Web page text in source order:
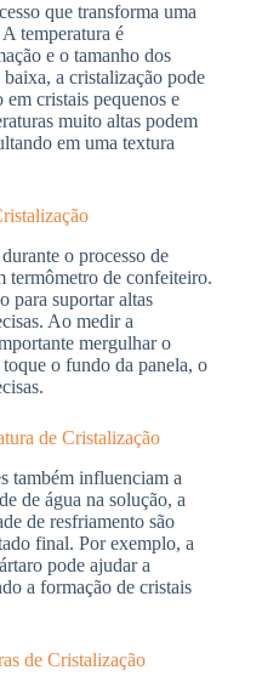
que transforma uma
temperatura é
e o tamanho dos
a cristalização pode
cristais pequenos e
muito altas podem
em uma textura
o processo de
termômetro de confeiteiro.
para suportar altas
Ao medir a
mergulhar o
o fundo da panela, o
de Cristalização
também influenciam a
de água na solução, a
de resfriamento são
final. Por exemplo, a
pode ajudar a
a formação de cristais
de Cristalização